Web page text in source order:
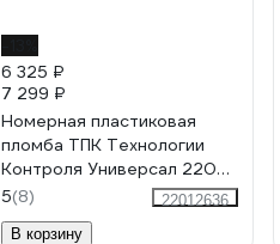
6 325 ₽
7 299 ₽
Номерная пластиковая
пломба ТПК Технологии
Контроля Универсал 220
(Цвет:красный) 1000 шт.
24158
5(8)
22012636
В корзину